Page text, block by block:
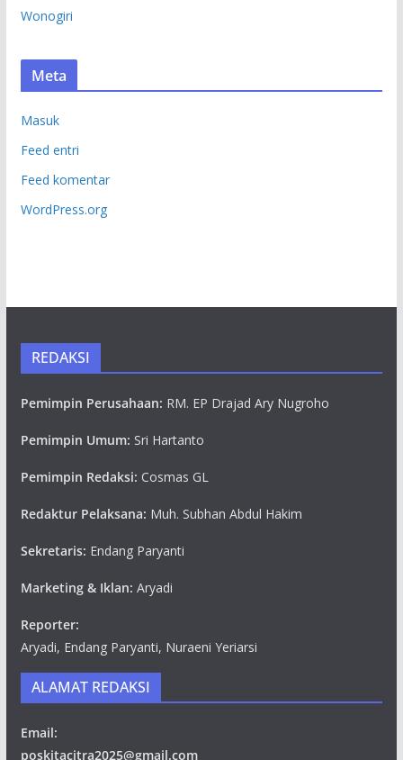
Wonogiri
Meta
Masuk
Feed entri
Feed komentar
WordPress.org
REDAKSI
Pemimpin Perusahaan: RM. EP Drajad Ary Nugroho
Pemimpin Umum: Sri Hartanto
Pemimpin Redaksi: Cosmas GL
Redaktur Pelaksana: Muh. Subhan Abdul Hakim
Sekretaris: Endang Paryanti
Marketing & Iklan: Aryadi
Reporter:
Aryadi, Endang Paryanti, Nuraeni Yeriarsi
ALAMAT REDAKSI
Email:
poskitacitra2025@gmail.com